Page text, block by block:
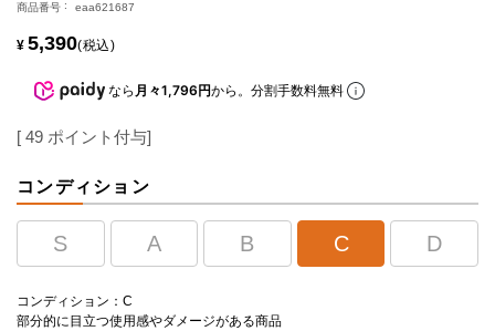
商品番号 eaa621687
¥ 5,390 税込
なら 月々1,796円から。分割手数料無料
[ 49 ポイント付与]
コンディション
S A B C D
コンディション：C
部分的に目立つ使用感やダメージがある商品